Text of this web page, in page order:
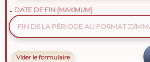
DATE DE FIN (MAXIMUM)
Vider le formulaire